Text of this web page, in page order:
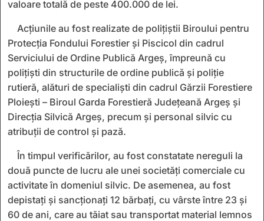
valoare totală de peste 400.000 de lei.
Acțiunile au fost realizate de polițiștii Biroului pentru
Protecția Fondului Forestier și Piscicol din cadrul
Serviciului de Ordine Publică Argeș, împreună cu
polițiști din structurile de ordine publică și poliție
rutieră, alături de specialiști din cadrul Gărzii Forestiere
Ploiești – Biroul Garda Forestieră Județeană Argeș și
Direcția Silvică Argeș, precum și personal silvic cu
atribuții de control și pază.
În timpul verificărilor, au fost constatate nereguli la
două puncte de lucru ale unei societăți comerciale cu
activitate în domeniul silvic. De asemenea, au fost
depistați și sancționați 12 bărbați, cu vârste între 23 și
60 de ani, care au tăiat sau transportat material lemnos